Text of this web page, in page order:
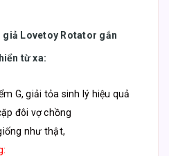
Lovetoy Rotator gắn
từ xa:
G, giải tỏa sinh lý hiệu quả
đôi vợ chồng
như thật,